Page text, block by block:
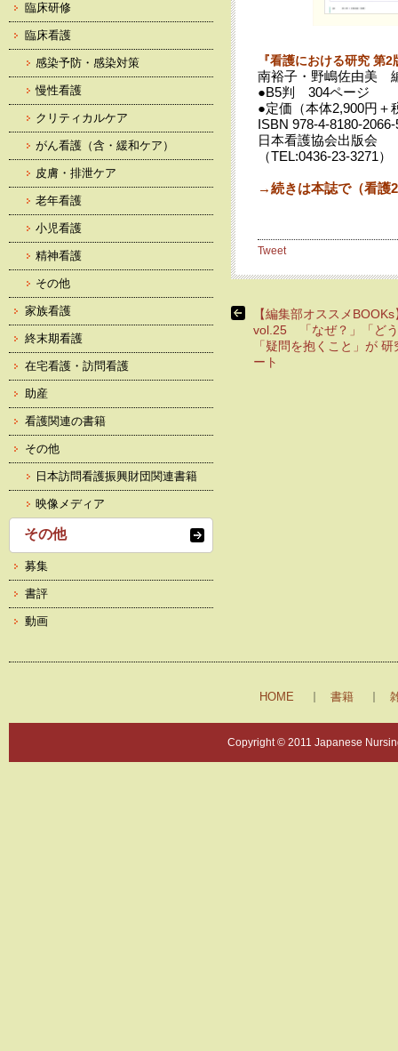
『看護における研究 第2
南裕子・野嶋佐由美
●B5判 304ページ
●定価（本体2,900円＋
ISBN 978-4-8180-2066-
日本看護協会出版会
（TEL:0436-23-3271）
→続きは本誌で（看護
Tweet
【編集部オススメBOOKs
vol.25 「なぜ？」「ど
「疑問を抱くこと」が
ート
臨床研修
臨床看護
感染予防・感染対策
慢性看護
クリティカルケア
がん看護（含・緩和ケア）
皮膚・排泄ケア
老年看護
小児看護
精神看護
その他
家族看護
終末期看護
在宅看護・訪問看護
助産
看護関連の書籍
その他
日本訪問看護振興財団関連書籍
映像メディア
その他
募集
書評
動画
HOME 書籍
Copyright © 2011 Japanese